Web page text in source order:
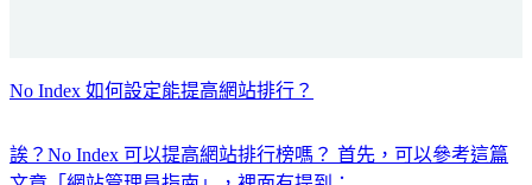
No Index 如何設定能提高網站排行？
誒？No Index 可以提高網站排行榜嗎？ 首先，可以參考這篇